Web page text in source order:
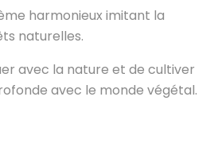
harmonieux imitant la
naturelles.
avec la nature et de cultiver
avec le monde végétal.